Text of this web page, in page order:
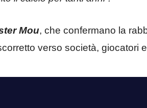
Mou, che confermano la
verso società, giocatori